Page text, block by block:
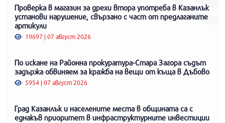
Проверка в магазин за дрехи втора употреба в Казанлък
установи нарушение, свързано с част от предлаганите
артикули
19697 | 07 август 2026
По искане на Районна прокуратура-Стара Загора съдът
задържа обвиняем за кражба на вещи от къща в Дъбово
5954 | 07 август 2026
Град Казанлък и населените места в общината са с
еднакъв приоритет в инфраструктурните инвестиции